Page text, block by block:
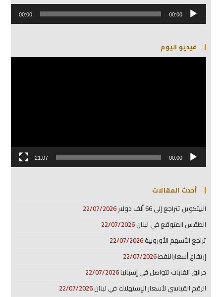
مشغل
الصوت 00:00
00:00
فيديو اليوم
مشغل
00:00
21:07
أحدث المقالات
البيتكوين تتراجع إلى 66 ألف دولار
22/07/2026
الطقس المتوقع في لبنان22/07/2026
تراجع الأسهم الأوروبية22/07/2026
إرتفاع أسعارالنفط22/07/2026
حرائق الغابات تتواصل في إسبانيا22/07/2026
الرقم القياسي لأسعار الإستهلاك في لبنان22/07/2026